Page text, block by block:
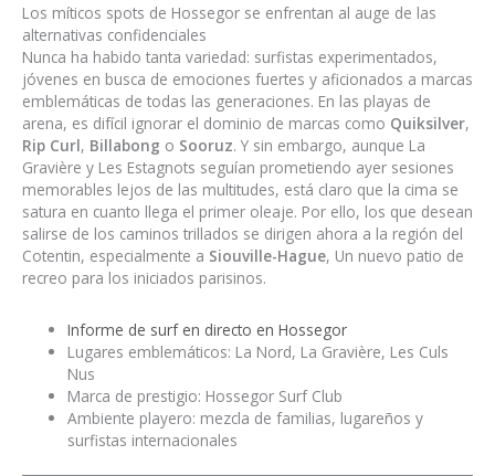
Los míticos spots de Hossegor se enfrentan al auge de las
alternativas confidenciales
Nunca ha habido tanta variedad: surfistas experimentados,
jóvenes en busca de emociones fuertes y aficionados a marcas
emblemáticas de todas las generaciones. En las playas de
arena, es difícil ignorar el dominio de marcas como Quiksilver,
Rip Curl, Billabong o Sooruz. Y sin embargo, aunque La
Gravière y Les Estagnots seguían prometiendo ayer sesiones
memorables lejos de las multitudes, está claro que la cima se
satura en cuanto llega el primer oleaje. Por ello, los que desean
salirse de los caminos trillados se dirigen ahora a la región del
Cotentin, especialmente a Siouville-Hague, Un nuevo patio de
recreo para los iniciados parisinos.
Informe de surf en directo en Hossegor
Lugares emblemáticos: La Nord, La Gravière, Les Culs
Nus
Marca de prestigio: Hossegor Surf Club
Ambiente playero: mezcla de familias, lugareños y
surfistas internacionales